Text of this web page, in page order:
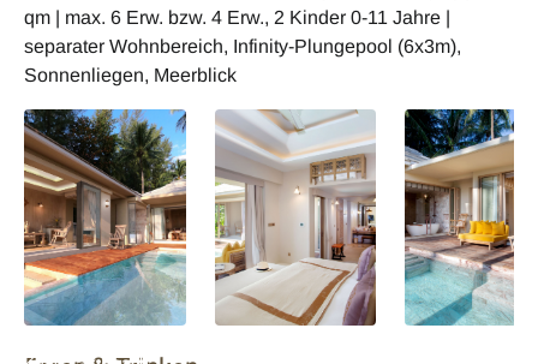
qm | max. 6 Erw. bzw. 4 Erw., 2 Kinder 0-11 Jahre |
separater Wohnbereich, Infinity-Plungepool (6x3m),
Sonnenliegen, Meerblick